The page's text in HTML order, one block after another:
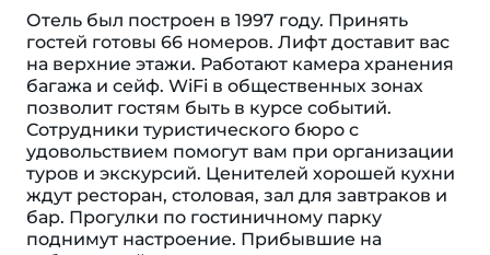
Отель был построен в 1997 году. Принять
гостей готовы 66 номеров. Лифт доставит вас
на верхние этажи. Работают камера хранения
багажа и сейф. WiFi в общественных зонах
позволит гостям быть в курсе событий.
Сотрудники туристического бюро с
удовольствием помогут вам при организации
туров и экскурсий. Ценителей хорошей кухни
ждут ресторан, столовая, зал для завтраков и
бар. Прогулки по гостиничному парку
поднимут настроение. Прибывшие на